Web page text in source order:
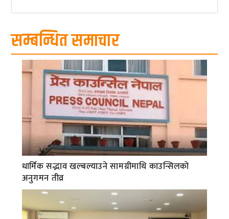
सम्बन्धित समाचार
धार्मिक सद्भाव खल्बल्याउने सामग्रीमाथि काउन्सिलको
अनुगमन तीव्र